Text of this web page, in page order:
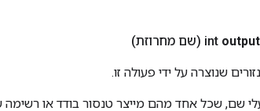
output (שם מחרוזת)
שנוצרה על ידי פעולה זו.
שם, שכל אחד מהם מייצר טנסור בודד או רשימה